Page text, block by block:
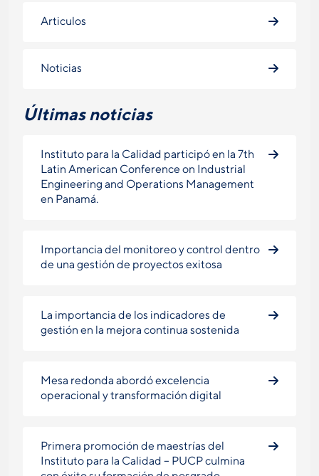
Articulos
Noticias
Últimas noticias
Instituto para la Calidad participó en la 7th
Latin American Conference on Industrial
Engineering and Operations Management
en Panamá.
Importancia del monitoreo y control dentro
de una gestión de proyectos exitosa
La importancia de los indicadores de
gestión en la mejora continua sostenida
Mesa redonda abordó excelencia
operacional y transformación digital
Primera promoción de maestrías del
Instituto para la Calidad – PUCP culmina